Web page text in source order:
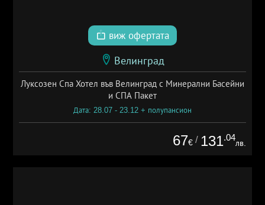
виж офертата
Велинград
Луксозен Спа Хотел във Велинград с Минерални Басейни
и СПА Пакет
Дата: 28.07 - 23.12 + полупансион
67€ / 131.04
лв.